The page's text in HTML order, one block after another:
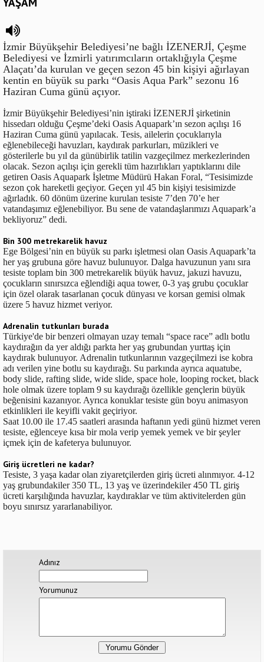
İzmir Büyükşehir Belediyesi’ne bağlı İZENERJİ, Çeşme
Belediyesi ve İzmirli yatırımcıların ortaklığıyla Çeşme
Alaçatı’da kurulan ve geçen sezon 45 bin kişiyi ağırlayan
kentin en büyük su parkı “Oasis Aqua Park” sezonu 16
Haziran Cuma günü açıyor.
İzmir Büyükşehir Belediyesi’nin iştiraki İZENERJİ şirketinin
hissedarı olduğu Çeşme’deki Oasis Aquapark’ın sezon açılışı 16
Haziran Cuma günü yapılacak. Tesis, ailelerin çocuklarıyla
eğlenebileceği havuzları, kaydırak parkurları, müzikleri ve
gösterilerle bu yıl da günübirlik tatilin vazgeçilmez merkezlerinden
olacak. Sezon açılışı için gerekli tüm hazırlıkları yaptıklarını dile
getiren Oasis Aquapark İşletme Müdürü Hakan Foral, “Tesisimizde
sezon çok hareketli geçiyor. Geçen yıl 45 bin kişiyi tesisimizde
ağırladık. 60 dönüm üzerine kurulan tesiste 7’den 70’e her
vatandaşımız eğlenebiliyor. Bu sene de vatandaşlarımızı Aquapark’a
bekliyoruz” dedi.
Bin 300 metrekarelik havuz
Ege Bölgesi’nin en büyük su parkı işletmesi olan Oasis Aquapark’ta
her yaş grubuna göre havuz bulunuyor. Dalga havuzunun yanı sıra
tesiste toplam bin 300 metrekarelik büyük havuz, jakuzi havuzu,
çocukların sınırsızca eğlendiği aqua tower, 0-3 yaş grubu çocuklar
için özel olarak tasarlanan çocuk dünyası ve korsan gemisi olmak
üzere 5 havuz hizmet veriyor.
Adrenalin tutkunları burada
Türkiye'de bir benzeri olmayan uzay temalı “space race” adlı botlu
kaydırağın da yer aldığı parkta her yaş grubundan yurttaş için
kaydırak bulunuyor. Adrenalin tutkunlarının vazgeçilmezi ise kobra
adı verilen yine botlu su kaydırağı. Su parkında ayrıca aquatube,
body slide, rafting slide, wide slide, space hole, looping rocket, black
hole olmak üzere toplam 9 su kaydırağı özellikle gençlerin büyük
beğenisini kazanıyor. Ayrıca konuklar tesiste gün boyu animasyon
etkinlikleri ile keyifli vakit geçiriyor.
Saat 10.00 ile 17.45 saatleri arasında haftanın yedi günü hizmet veren
tesiste, eğlenceye kısa bir mola verip yemek yemek ve bir şeyler
içmek için de kafeterya bulunuyor.
Giriş ücretleri ne kadar?
Tesiste, 3 yaşa kadar olan ziyaretçilerden giriş ücreti alınmıyor. 4-12
yaş grubundakiler 350 TL, 13 yaş ve üzerindekiler 450 TL giriş
ücreti karşılığında havuzlar, kaydıraklar ve tüm aktivitelerden gün
boyu sınırsız yararlanabiliyor.
Adınız
Yorumunuz